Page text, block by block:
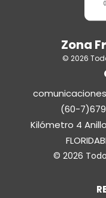
Zona
© 2026
(60-
Kilómetro 4
© 2026